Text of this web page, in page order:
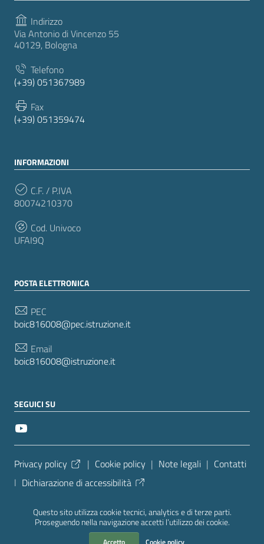
Questo sito utilizza cookie tecnici, analytics e di terze parti.
Proseguendo nella navigazione accetti l’utilizzo dei cookie.
Indirizzo
Via Antonio di Vincenzo 55
40129, Bologna
Telefono
(+39) 051367989
Fax
(+39) 051359474
INFORMAZIONI
C.F. / P.IVA
80074210370
Cod. Univoco
UFAI9Q
POSTA ELETTRONICA
PEC
boic816008@pec.istruzione.it
Email
boic816008@istruzione.it
SEGUICI SU
Sezione Link Utili
Privacy policy | Cookie policy | Note legali | Contatti
| Dichiarazione di accessibilità
PA di AgID
| Realizzato con WordPress
da